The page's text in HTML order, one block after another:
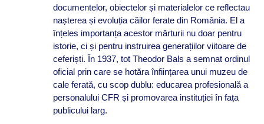
documentelor, obiectelor și materialelor ce reflectau
nașterea și evoluția căilor ferate din România. El a
înțeles importanța acestor mărturii nu doar pentru
istorie, ci și pentru instruirea generațiilor viitoare de
ceferiști. În 1937, tot Theodor Bals a semnat ordinul
oficial prin care se hotăra înființarea unui muzeu de
cale ferată, cu scop dublu: educarea profesională a
personalului CFR și promovarea instituției în fața
publicului larg.